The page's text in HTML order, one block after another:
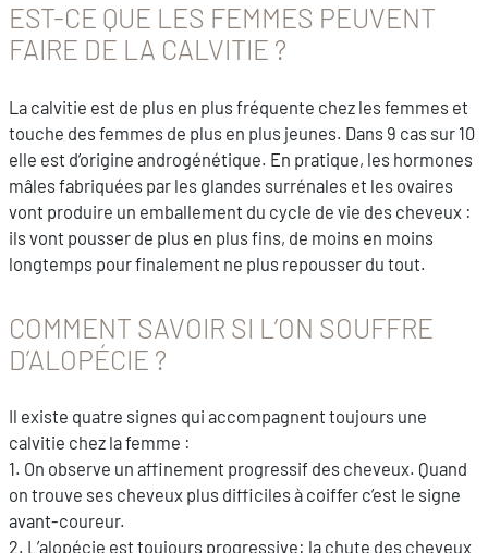
EST-CE QUE LES FEMMES PEUVENT
FAIRE DE LA CALVITIE ?
La calvitie est de plus en plus fréquente chez les femmes et
touche des femmes de plus en plus jeunes. Dans 9 cas sur 10
elle est d’origine androgénétique. En pratique, les hormones
mâles fabriquées par les glandes surrénales et les ovaires
vont produire un emballement du cycle de vie des cheveux :
ils vont pousser de plus en plus fins, de moins en moins
longtemps pour finalement ne plus repousser du tout.
COMMENT SAVOIR SI L’ON SOUFFRE
D’ALOPÉCIE ?
Il existe quatre signes qui accompagnent toujours une
calvitie chez la femme :
1. On observe un affinement progressif des cheveux. Quand
on trouve ses cheveux plus difficiles à coiffer c’est le signe
avant-coureur.
2. L’alopécie est toujours progressive: la chute des cheveux